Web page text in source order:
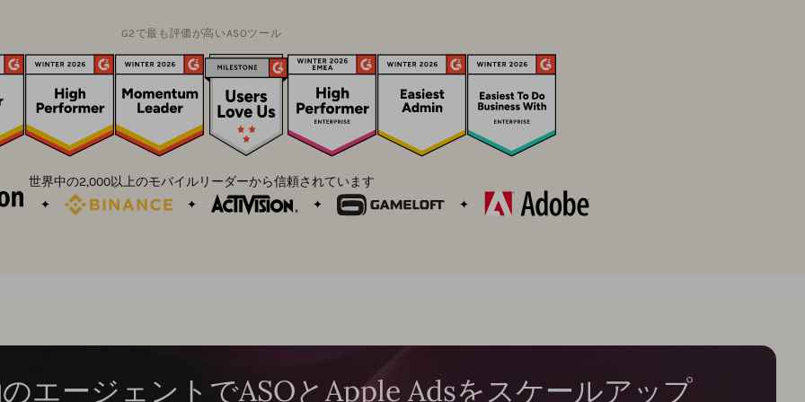
G2で最も評価が高いASOツール
世界中の2,000以上のモバイルリーダーから信頼されています
エージェントでASOとApple Adsをスケールアップ